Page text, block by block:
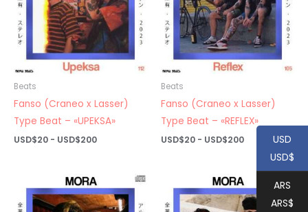
Beats
Fanso (Craneo x Lasser)
Type Beat – «UPEKSA»
USD$20 - USD$200Rango
USD$20
hasta
USD$200
Beats
Fanso (Craneo x Lasser)
Type Beat – «REFLEX»
USD$20 - USD$200Rango
precios:
desde
USD$20
hasta
USD$200
USD
USD$
ARS
ARS$